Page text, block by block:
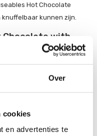
Over
cookies
en advertenties te
Hot Chocolate
kunnen zijn.
Chocolate with
bovenop
glimlach